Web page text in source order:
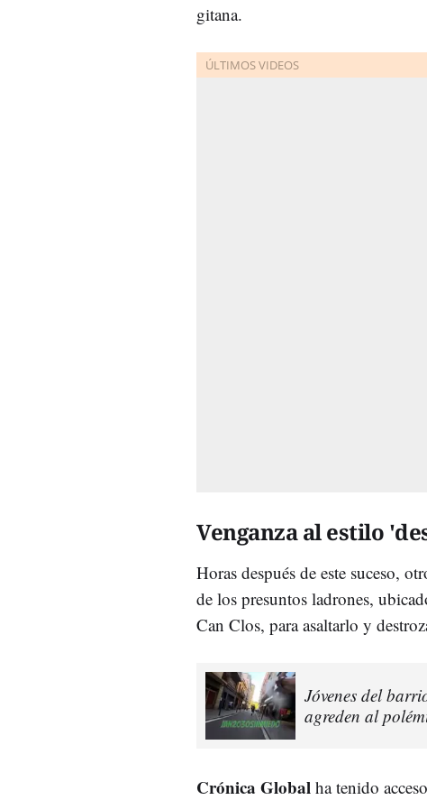
gitana.
Venganza al estilo
Horas después de este suceso,
de los presuntos ladrones,
Can Clos, para asaltarlo y
Jóvenes del
agreden al
Crónica Global ha tenido